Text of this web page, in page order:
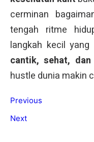
cerminan
tengah ritme
langkah kecil
cantik, sehat,
hustle dunia makin
Previous
Next